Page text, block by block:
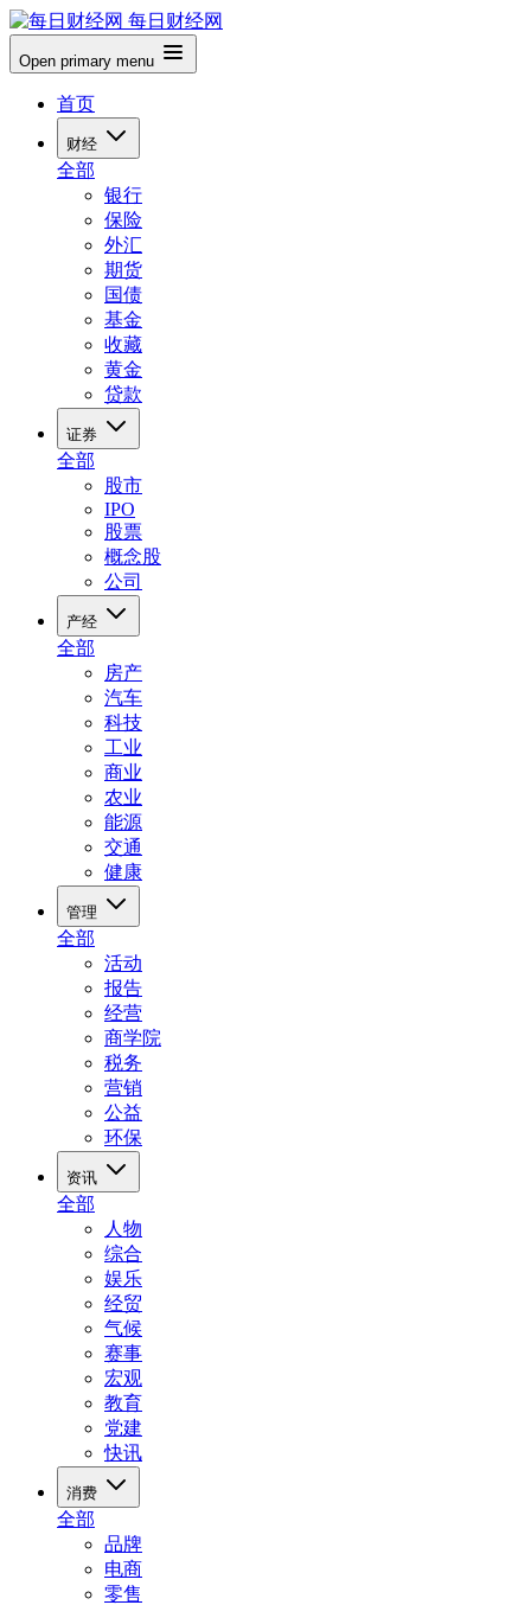
每日财经网
Open primary menu
首页
财经
全部
银行
保险
外汇
期货
国债
基金
收藏
黄金
贷款
证券
全部
股市
IPO
股票
概念股
公司
产经
全部
房产
汽车
科技
工业
商业
农业
能源
交通
健康
管理
全部
活动
报告
经营
商学院
税务
营销
公益
环保
资讯
全部
人物
综合
娱乐
经贸
气候
赛事
宏观
教育
党建
快讯
消费
全部
品牌
电商
零售